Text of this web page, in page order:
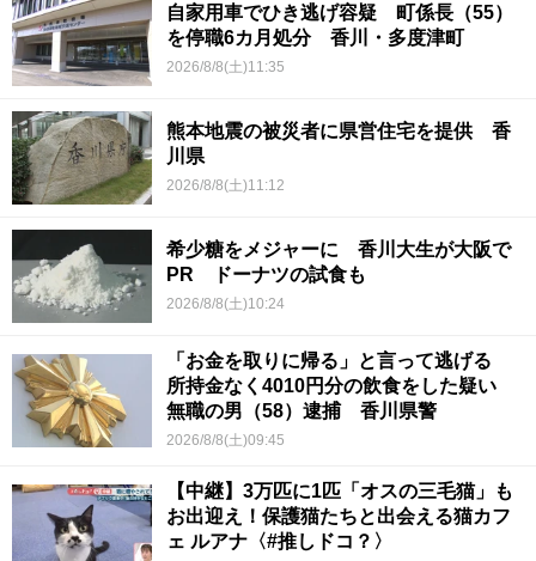
自家用車でひき逃げ容疑 町係長（55）
を停職6カ月処分 香川・多度津町
2026/8/8(土)11:35
熊本地震の被災者に県営住宅を提供 香
川県
2026/8/8(土)11:12
希少糖をメジャーに 香川大生が大阪で
PR ドーナツの試食も
2026/8/8(土)10:24
「お金を取りに帰る」と言って逃げる
所持金なく4010円分の飲食をした疑い
無職の男（58）逮捕 香川県警
2026/8/8(土)09:45
【中継】3万匹に1匹「オスの三毛猫」も
お出迎え！保護猫たちと出会える猫カフ
ェ ルアナ〈#推しドコ？〉